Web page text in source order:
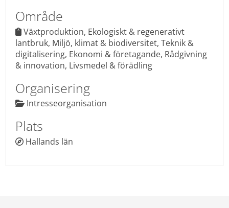
Område
 Växtproduktion, Ekologiskt & regenerativt
lantbruk, Miljö, klimat & biodiversitet, Teknik &
digitalisering, Ekonomi & företagande, Rådgivning
& innovation, Livsmedel & förädling
Organisering
 Intresseorganisation
Plats
 Hallands län